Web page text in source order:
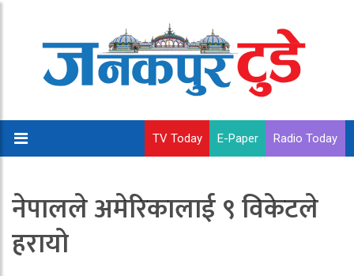
TV Today E-Paper Radio Today
नेपालले अमेरिकालाई ९ विकेटले
हरायो